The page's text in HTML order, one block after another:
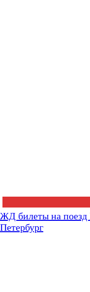
ЖД билеты на
Петербург